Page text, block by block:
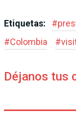
Etiquetas: #
#Colombia #
Déjanos tus